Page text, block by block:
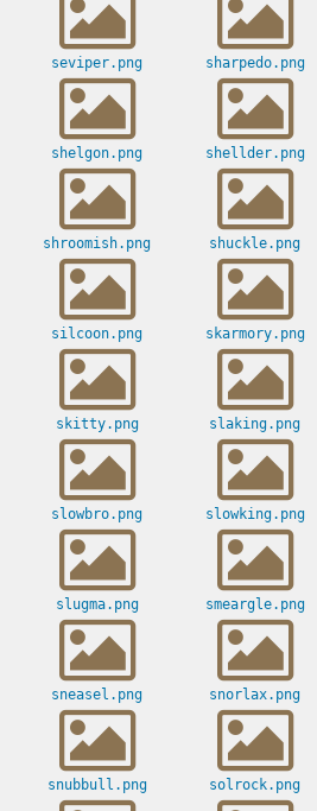
seviper.png sharpedo.png
shelgon.png shellder.png
shroomish.png shuckle.png
silcoon.png skarmory.png
skitty.png slaking.png
slowbro.png slowking.png
slugma.png smeargle.png
sneasel.png snorlax.png
snubbull.png solrock.png